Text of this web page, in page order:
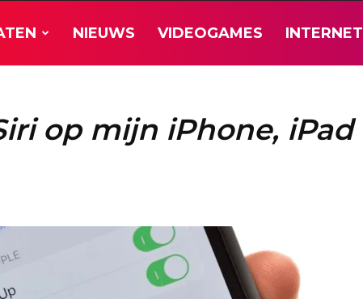
NIEUWS VIDEOGAMES INTERNET
op mijn iPhone, iPad